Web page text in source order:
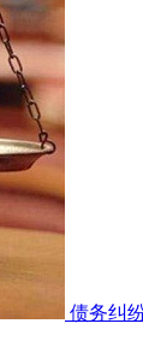
债务纠